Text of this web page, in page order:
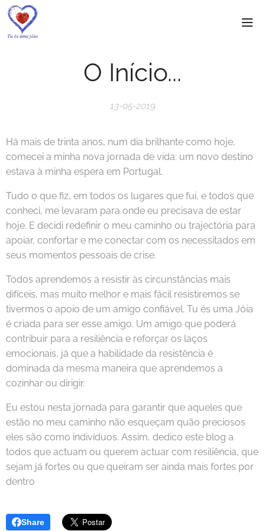
O Início...
13-05-2019
Há mais de trinta anos, num dia brilhante como hoje,
comecei a minha nova jornada de vida: um novo destino
estava à minha espera em Portugal.
Tudo o que fiz, em todos os lugares que fui, e todos que
conheci, me levaram para onde eu precisava de estar
hoje. E decidi redefinir o meu caminho ou trajectória para
apoiar, confortar e me conectar com os necessitados em
seus momentos pessoais de crise.
Todos aprendemos a resistir às circunstâncias mais
difíceis, mas muito melhor e mais fácil resistiremos se
tivermos o apoio de um amigo confiável. Tu és uma Jóia
é criada para ser esse amigo. Um amigo que poderá
contribuir para a resiliência e reforçar os laços
emocionais, já que a habilidade da resistência é
dominada da mesma maneira que aprendemos a
cozinhar ou dirigir.
Eu estou nesta jornada para garantir que aqueles que
estão no meu caminho não esqueçam quão preciosos
eles são como indivíduos. Assim, dedico este blog a
todos que actuam ou querem actuar com resiliência, que
sejam já fortes ou que queiram ser ainda mais fortes por
dentro
Share